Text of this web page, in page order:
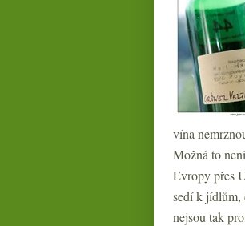
vína
Možná to
Evropy přes
sedí k jídlům,
nejsou tak